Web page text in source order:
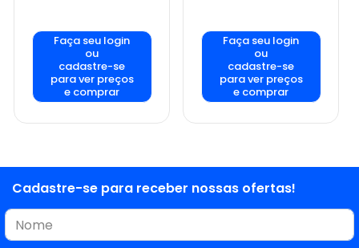
Faça seu login
ou
cadastre-se
para ver preços
e comprar
Faça seu login
ou
cadastre-se
para ver preços
e comprar
Cadastre-se para receber nossas ofertas!